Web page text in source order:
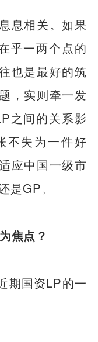
息相关。如果
乎一两个点的
也是最好的筑
，实则牵一发
之间的关系影
不失为一件好
应中国一级市
是GP。
焦点？
期国资LP的一